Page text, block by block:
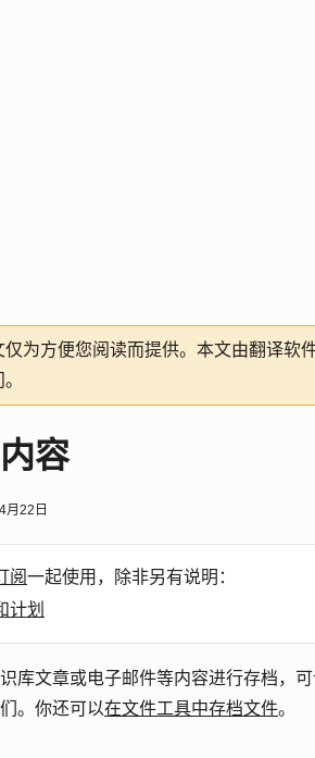
仅为方便您阅读而提供。 本文由翻译软
容
月22日
阅一起使用，除非另有说明：
计划
库文章或电子邮件等内容进行存档，
。你还可以在文件工具中存档文件。